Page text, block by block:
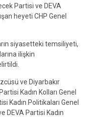
Partisi ve DEVA
heyeti CHP Genel
siyasetteki temsiliyeti,
ilişkin
ve Diyarbakır
Kadın Kolları Genel
Kadın Politikaları Genel
DEVA Partisi Kadın